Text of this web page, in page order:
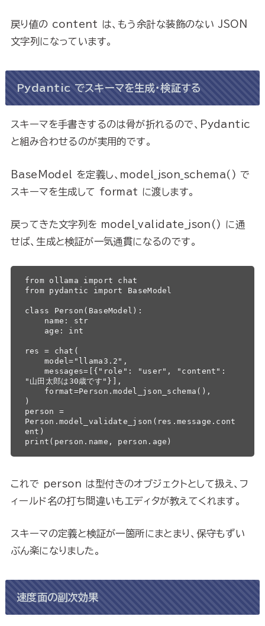
戻り値の content は、もう余計な装飾のない JSON
文字列になっています。
Pydantic でスキーマを生成・検証する
スキーマを手書きするのは骨が折れるので、Pydantic
と組み合わせるのが実用的です。
BaseModel を定義し、model_json_schema() で
スキーマを生成して format に渡します。
戻ってきた文字列を model_validate_json() に通
せば、生成と検証が一気通貫になるのです。
from ollama import chat
from pydantic import BaseModel
class Person(BaseModel):
res = chat(
"山田太郎は30歳です"}],
)
person =
Person.model_validate_json(res.message.cont
ent)
print(person.name, person.age)
これで person は型付きのオブジェクトとして扱え、フ
ィールド名の打ち間違いもエディタが教えてくれます。
スキーマの定義と検証が一箇所にまとまり、保守もずい
ぶん楽になりました。
速度面の副次効果